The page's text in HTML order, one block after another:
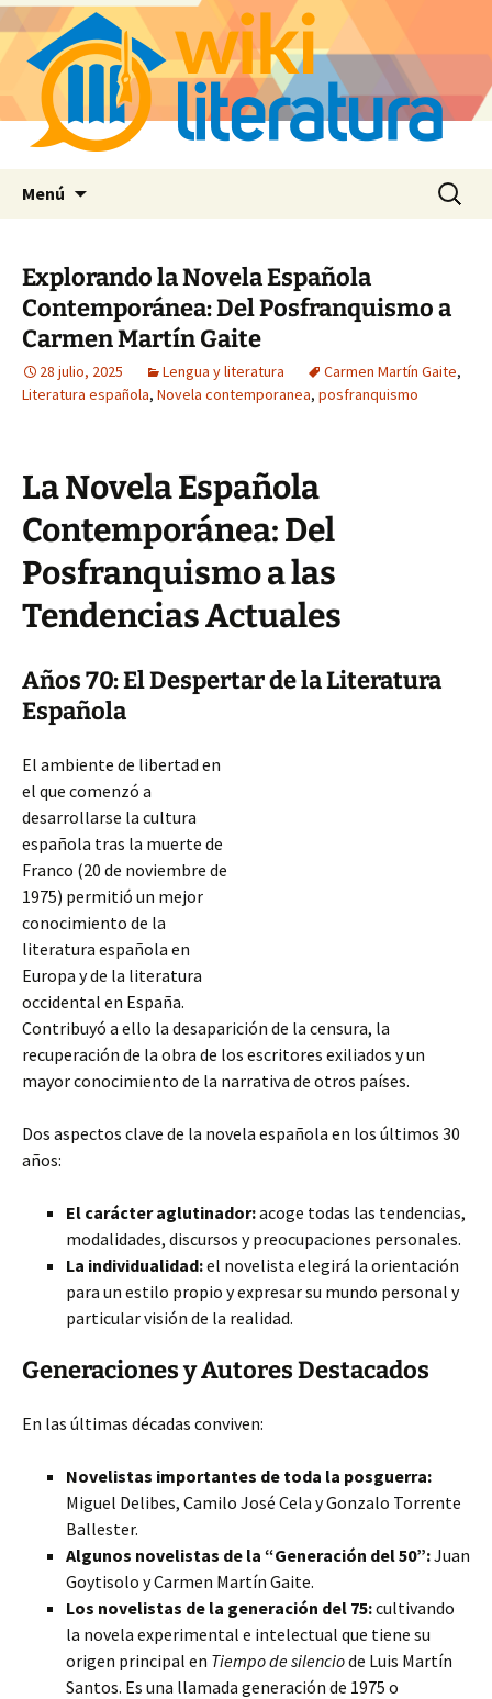
Menú Buscar:
Explorando la Novela Española
Contemporánea: Del Posfranquismo a
Carmen Martín Gaite
28 julio, 2025 Lengua y literatura Carmen Martín Gaite,
Literatura española, Novela contemporanea, posfranquismo
La Novela Española
Contemporánea: Del
Posfranquismo a las
Tendencias Actuales
Años 70: El Despertar de la Literatura
Española
El ambiente de libertad en
el que comenzó a
desarrollarse la cultura
española tras la muerte de
Franco (20 de noviembre de
1975) permitió un mejor
conocimiento de la
literatura española en
Europa y de la literatura
occidental en España.
Contribuyó a ello la desaparición de la censura, la
recuperación de la obra de los escritores exiliados y un
mayor conocimiento de la narrativa de otros países.
Dos aspectos clave de la novela española en los últimos 30
años:
El carácter aglutinador:acoge todas las tendencias,
modalidades, discursos y preocupaciones personales.
La individualidad:el novelista elegirá la orientación
para un estilo propio y expresar su mundo personal y
particular visión de la realidad.
Generaciones y Autores Destacados
En las últimas décadas conviven:
Novelistas importantes de toda la posguerra:
Miguel Delibes, Camilo José Cela y Gonzalo Torrente
Ballester.
Algunos novelistas de la “Generación del 50”:Juan
Goytisolo y Carmen Martín Gaite.
Los novelistas de la generación del 75:cultivando
la novela experimental e intelectual que tiene su
origen principal en Tiempo de silenciode Luis Martín
Santos. Es una llamada generación de 1975 o